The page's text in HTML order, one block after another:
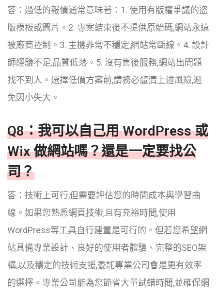
答：過低的報價通常意味著：1. 使用有版權爭議的盜
版模板或圖片。2. 專案結束後不提供原始碼,網站永遠
被廠商控制。3. 主機非常不穩定,網站常斷線。4. 設計
師經驗不足,品質低落。5. 沒有售後服務,網站出問題
找不到人。選擇低價方案前,請務必釐清上述風險,避
免因小失大。
Q8：我可以自己用 WordPress 或
Wix 做網站嗎？還是一定要找公
司？
答：技術上可行,但需要評估您的時間成本與學習曲
線。如果您熟悉網頁技術,且有充裕時間,使用
WordPress等工具自行建置是可行的。但若您希望網
站具備專業設計、良好的使用者體驗、完整的SEO架
構,以及穩定的技術支援,委託專業公司會是更有效率
的選擇。專業公司能為您節省大量試錯時間,並確保網